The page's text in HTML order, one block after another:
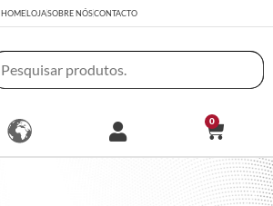
HOMELOJASOBRE NÓSCONTACTO
0